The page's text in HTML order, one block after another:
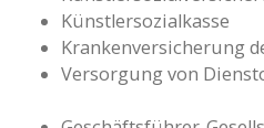
Künstlersozialkasse
Krankenversicherung
Versorgung von